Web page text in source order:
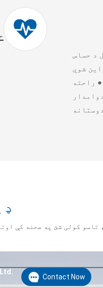
د حساس
شوي
● راحته
، تاسو کولی شئ په صحنه کې